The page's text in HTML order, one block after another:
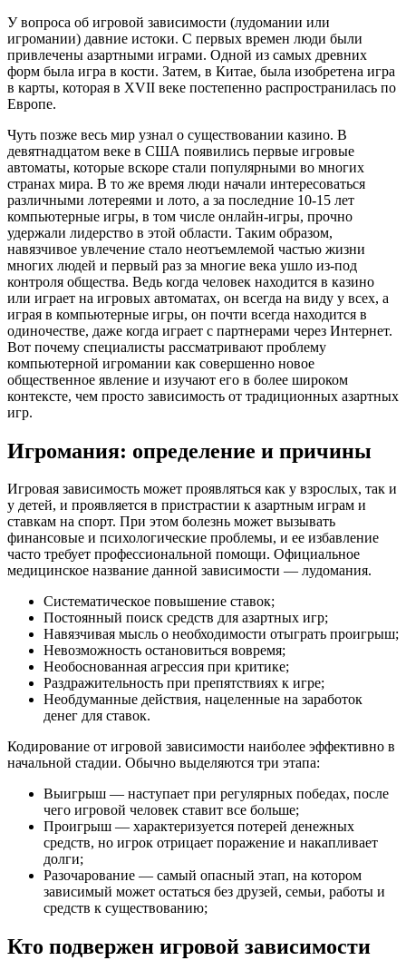
У вопроса об игровой зависимости (лудомании или
игромании) давние истоки. С первых времен люди были
привлечены азартными играми. Одной из самых древних
форм была игра в кости. Затем, в Китае, была изобретена игра
в карты, которая в XVII веке постепенно распространилась по
Европе.
Чуть позже весь мир узнал о существовании казино. В
девятнадцатом веке в США появились первые игровые
автоматы, которые вскоре стали популярными во многих
странах мира. В то же время люди начали интересоваться
различными лотереями и лото, а за последние 10-15 лет
компьютерные игры, в том числе онлайн-игры, прочно
удержали лидерство в этой области. Таким образом,
навязчивое увлечение стало неотъемлемой частью жизни
многих людей и первый раз за многие века ушло из-под
контроля общества. Ведь когда человек находится в казино
или играет на игровых автоматах, он всегда на виду у всех, а
играя в компьютерные игры, он почти всегда находится в
одиночестве, даже когда играет с партнерами через Интернет.
Вот почему специалисты рассматривают проблему
компьютерной игромании как совершенно новое
общественное явление и изучают его в более широком
контексте, чем просто зависимость от традиционных азартных
игр.
Игромания: определение и причины
Игровая зависимость может проявляться как у взрослых, так и
у детей, и проявляется в пристрастии к азартным играм и
ставкам на спорт. При этом болезнь может вызывать
финансовые и психологические проблемы, и ее избавление
часто требует профессиональной помощи. Официальное
медицинское название данной зависимости — лудомания.
Систематическое повышение ставок;
Постоянный поиск средств для азартных игр;
Навязчивая мысль о необходимости отыграть проигрыш;
Невозможность остановиться вовремя;
Необоснованная агрессия при критике;
Раздражительность при препятствиях к игре;
Необдуманные действия, нацеленные на заработок
денег для ставок.
Кодирование от игровой зависимости наиболее эффективно в
начальной стадии. Обычно выделяются три этапа:
Выигрыш — наступает при регулярных победах, после
чего игровой человек ставит все больше;
Проигрыш — характеризуется потерей денежных
средств, но игрок отрицает поражение и накапливает
долги;
Разочарование — самый опасный этап, на котором
зависимый может остаться без друзей, семьи, работы и
средств к существованию;
Кто подвержен игровой зависимости